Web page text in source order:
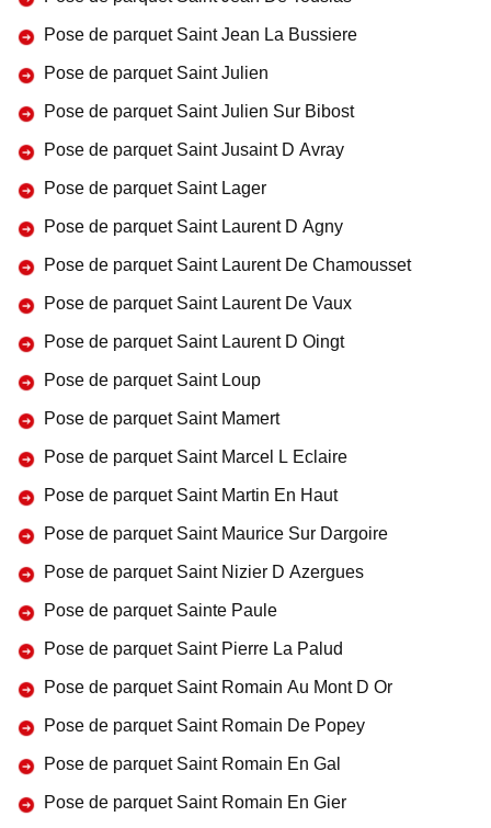
Pose de parquet Saint Jean La Bussiere
Pose de parquet Saint Julien
Pose de parquet Saint Julien Sur Bibost
Pose de parquet Saint Jusaint D Avray
Pose de parquet Saint Lager
Pose de parquet Saint Laurent D Agny
Pose de parquet Saint Laurent De Chamousset
Pose de parquet Saint Laurent De Vaux
Pose de parquet Saint Laurent D Oingt
Pose de parquet Saint Loup
Pose de parquet Saint Mamert
Pose de parquet Saint Marcel L Eclaire
Pose de parquet Saint Martin En Haut
Pose de parquet Saint Maurice Sur Dargoire
Pose de parquet Saint Nizier D Azergues
Pose de parquet Sainte Paule
Pose de parquet Saint Pierre La Palud
Pose de parquet Saint Romain Au Mont D Or
Pose de parquet Saint Romain De Popey
Pose de parquet Saint Romain En Gal
Pose de parquet Saint Romain En Gier